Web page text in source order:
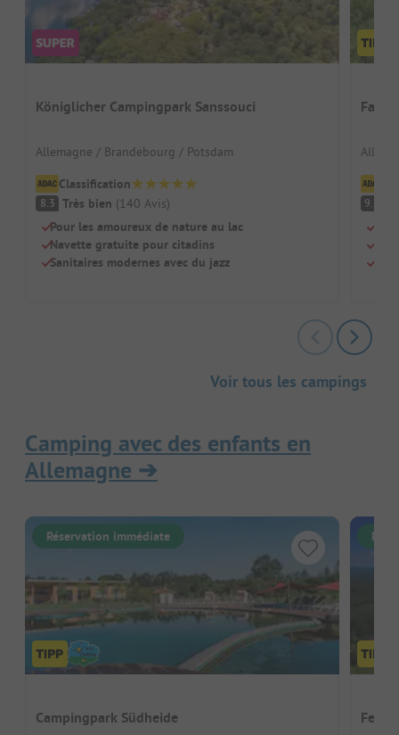
Königlicher Campingpark Sanssouci
Allemagne / Brandebourg / Potsdam
Classification
8.3 Très bien (140 Avis)
Pour les amoureux de nature au lac
Navette gratuite pour citadins
Sanitaires modernes avec du jazz
9.2
Voir tous les campings
Camping avec des enfants en
Allemagne ➔
Réservation immédiate
Campingpark Südheide